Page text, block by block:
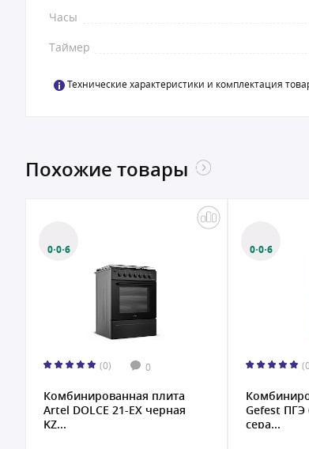
Часы
Таймер
Технические характеристики и комплектация
Похожие товары
0·0·6
(0) 0
Комбинированная плита
Artel DOLCE 21-EX черная
KZ...
0·0·6
Gefest ПГЭ
сера...